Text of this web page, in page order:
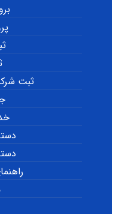
ثبت